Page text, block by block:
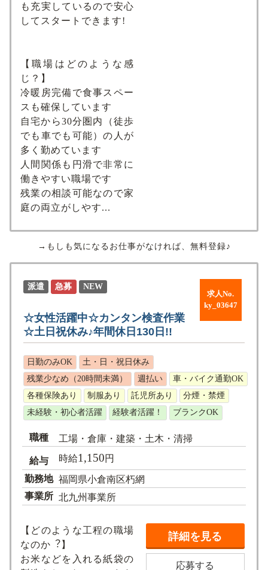
も充実しているので安心
してスタートできます!
【職場はどのような感
じ？】
冷暖房完備で食事スペー
スも確保しています
自宅から30分圏内（徒歩
でも車でも可能）の人が
多く勤めています
人間関係も円滑で非常に
働きやすい職場です
残業の相談可能なので家
庭の両立がしやす...
→もしも気になるお仕事がなければ、無料登録♪
求人No.
ky_03647
派遣 急募 NEW
☆女性活躍中☆カンタン検査作業
☆⼟⽇祝休み♪年間休⽇130⽇!!
日勤のみOK
土・日・祝日休み
残業少なめ（20時間未満）
週払い
車・バイク通勤OK
各種保険あり
制服あり 託児所あり
分煙・禁煙
未経験・初心者活躍
経験者活躍！ ブランクOK
職種 工場・倉庫・建築・土木・清掃
給与 時給1,150円
勤務地 福岡県小倉南区朽網
事業所 北九州事業所
【どのような⼯程の職場
なのか︖】
お⽶などを⼊れる紙袋の
詳細を見る
応募する